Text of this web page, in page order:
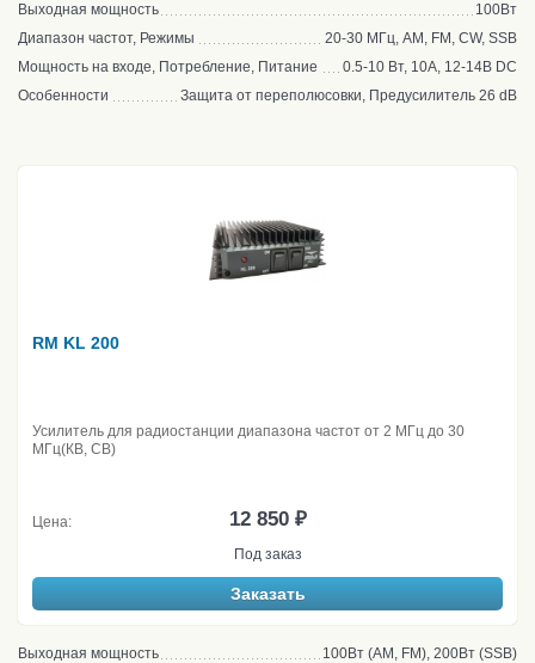
Выходная мощность
100Вт
Диапазон частот, Режимы
20-30 МГц, AM, FM, CW, SSB
Мощность на входе, Потребление, Питание
0.5-10 Вт, 10А, 12-14В DC
Особенности
Защита от переполюсовки, Предусилитель 26 dB
RM KL 200
Усилитель для радиостанции диапазона частот от 2 МГц до 30
МГц(КВ, CB)
Цена: 12 850 ₽
Под заказ
Заказать
Выходная мощность
100Вт (AM, FM), 200Вт (SSB)